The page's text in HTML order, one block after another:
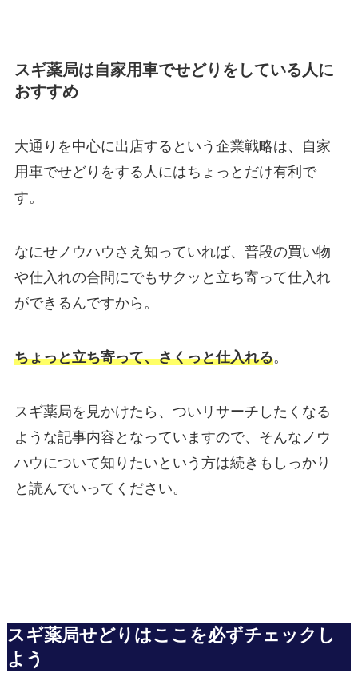
スギ薬局は自家用車でせどりをしている人に
おすすめ
大通りを中心に出店するという企業戦略は、自家
用車でせどりをする人にはちょっとだけ有利で
す。
なにせノウハウさえ知っていれば、普段の買い物
や仕入れの合間にでもサクッと立ち寄って仕入れ
ができるんですから。
ちょっと立ち寄って、さくっと仕入れる。
スギ薬局を見かけたら、ついリサーチしたくなる
ような記事内容となっていますので、そんなノウ
ハウについて知りたいという方は続きもしっかり
と読んでいってください。
スギ薬局せどりはここを必ずチェックし
よう